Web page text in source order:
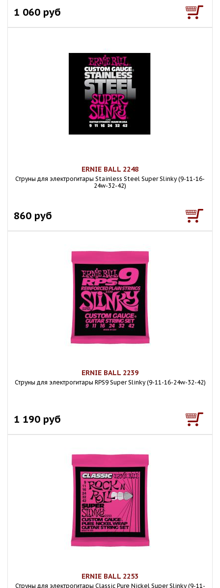
1 060 руб
ERNIE BALL 2248
Струны для электрогитары Stainless Steel Super Slinky (9-11-16-
24w-32-42)
860 руб
ERNIE BALL 2239
Струны для электрогитары RPS9 Super Slinky (9-11-16-24w-32-42)
1 190 руб
ERNIE BALL 2253
Струны для электрогитары Classic Pure Nickel Super Slinky (9-11-